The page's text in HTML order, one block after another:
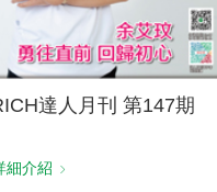
達人月刊 第147期
細介紹